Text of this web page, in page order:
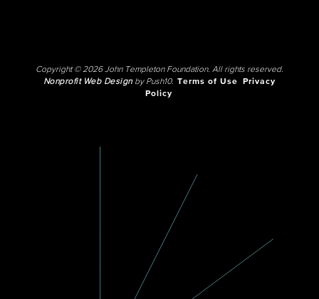
Copyright © 2026 John Templeton Foundation. All rights reserved.
Nonprofit Web Designby Push10. Terms of Use
Privacy
Policy